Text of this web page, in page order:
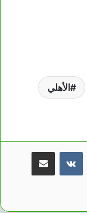
الأهلي
مشاركة عبر البريد